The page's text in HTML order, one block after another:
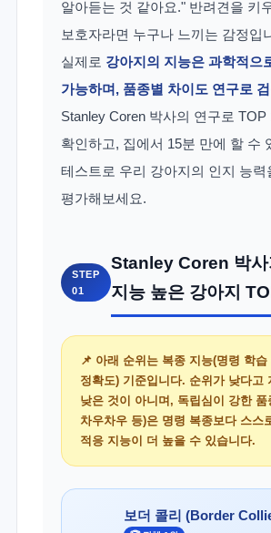
알아듣는 것 같아요." 반려견을 키
보호자라면 누구나 느끼는 감정입
실제로 강아지의 지능은 과학적으
가능하며, 품종별 차이도 연구로
Stanley Coren 박사의 연구로 TOP
확인하고, 집에서 15분 만에 할 수
테스트로 우리 강아지의 인지 능력
평가해보세요.
STEP
01
Stanley Coren 박사
지능 높은 강아지
📌 아래 순위는 복종 지능(명령 학습
정확도)기준입니다. 순위가 낮다고
낮은 것이 아니며, 독립심이 강한 품
차우차우 등)은 명령 복종보다 스스
적응 지능이 더 높을 수 있습니다.
보더 콜리 (Border